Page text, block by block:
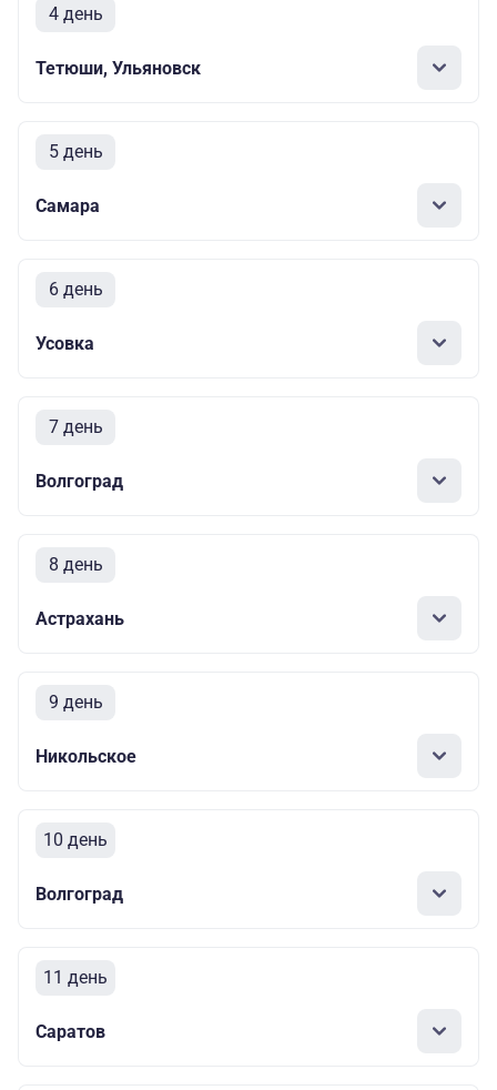
4 день
Тетюши, Ульяновск
5 день
Самара
6 день
Усовка
7 день
Волгоград
8 день
Астрахань
9 день
Никольское
10 день
Волгоград
11 день
Саратов